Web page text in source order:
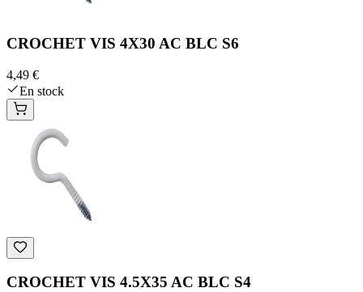
CROCHET VIS 4X30 AC BLC S6
4,49 €
En stock
CROCHET VIS 4.5X35 AC BLC S4